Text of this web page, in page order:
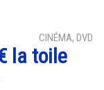
CINÉMA, DVD
la toile